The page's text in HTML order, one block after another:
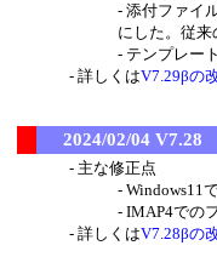
添付ファイ
にした。従
テンプレー
詳しくはV7.29βの
2024/02/04 V7.28
主な修正点
Windows11
IMAP4での
詳しくはV7.28βの